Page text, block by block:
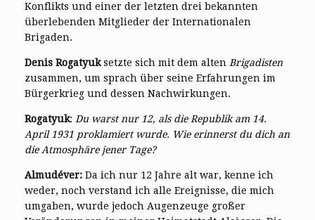
Konflikts und einer der letzten drei bekannten
überlebenden Mitglieder der Internationalen
Brigaden.
Denis Rogatyuksetzte sich mit dem alten Brigadisten
zusammen, um sprach über seine Erfahrungen im
Bürgerkrieg und dessen Nachwirkungen.
Rogatyuk: Du warst nur 12, als die Republik am 14.
April 1931 proklamiert wurde. Wie erinnerst du dich an
die Atmosphäre jener Tage?
Almudéver: Da ich nur 12 Jahre alt war, kenne ich
weder, noch verstand ich alle Ereignisse, die mich
umgaben, wurde jedoch Augenzeuge großer